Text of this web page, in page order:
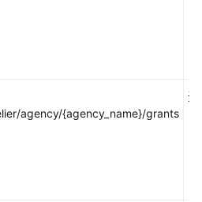
agency/{agency_name}/grants
无